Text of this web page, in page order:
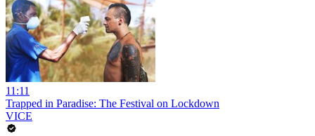
11:11
Trapped in Paradise: The Festival on Lockdown
VICE